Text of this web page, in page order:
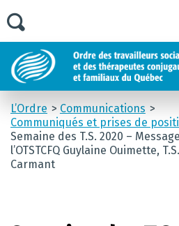
L’Ordre
Communications
Communiqués et prises de
Semaine des T.S. 2020 –
l’OTSTCFQ Guylaine Ouimette,
Carmant